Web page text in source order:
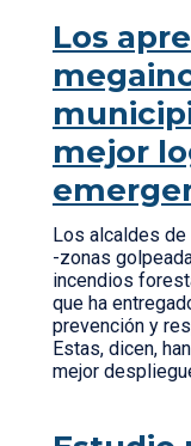
Los
mejor
Los alcaldes de
-zonas
incendios
que ha
prevención y
Estas, dicen,
mejor